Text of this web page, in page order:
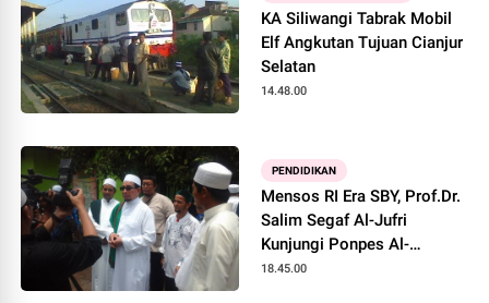
KA Siliwangi Tabrak Mobil
Elf Angkutan Tujuan Cianjur
Selatan
14.48.00
PENDIDIKAN
Mensos RI Era SBY, Prof.Dr.
Salim Segaf Al-Jufri
Kunjungi Ponpes Al-
Musyarofah Cianjur
18.45.00